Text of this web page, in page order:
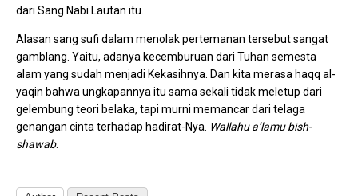
dari Sang Nabi Lautan itu.
Alasan sang sufi dalam menolak pertemanan tersebut sangat
gamblang. Yaitu, adanya kecemburuan dari Tuhan semesta
alam yang sudah menjadi Kekasihnya. Dan kita merasa haqq al-
yaqin bahwa ungkapannya itu sama sekali tidak meletup dari
gelembung teori belaka, tapi murni memancar dari telaga
genangan cinta terhadap hadirat-Nya. Wallahu a’lamu bish-
shawab.